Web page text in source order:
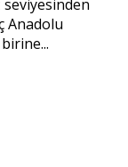
Anadolu